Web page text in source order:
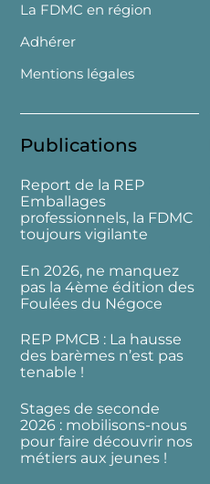
La FDMC en région
Adhérer
Mentions légales
Publications
Report de la REP
Emballages
professionnels, la FDMC
toujours vigilante
En 2026, ne manquez
pas la 4ème édition des
Foulées du Négoce
REP PMCB : La hausse
des barèmes n’est pas
tenable !
Stages de seconde
2026 : mobilisons-nous
pour faire découvrir nos
métiers aux jeunes !